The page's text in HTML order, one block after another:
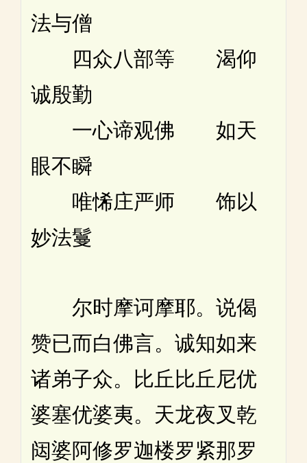
法与僧
四众八部等 渴仰
诚殷勤
一心谛观佛 如天
眼不瞬
唯悕庄严师 饰以
妙法鬘
尔时摩诃摩耶。说偈
赞已而白佛言。诚知如来
诸弟子众。比丘比丘尼优
婆塞优婆夷。天龙夜叉乾
闼婆阿修罗迦楼罗紧那罗